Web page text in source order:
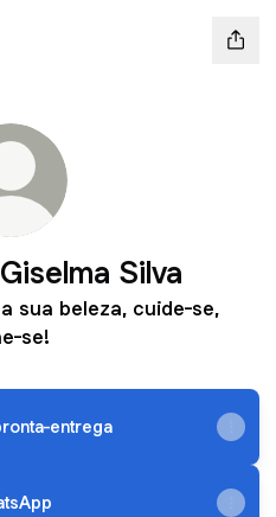
Silva
sua beleza, cuide-se,
se!
entrega